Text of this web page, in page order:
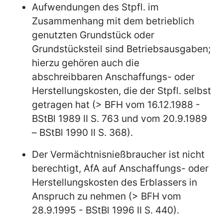
Aufwendungen des Stpfl. im
Zusammenhang mit dem betrieblich
genutzten Grundstück oder
Grundstücksteil sind Betriebsausgaben;
hierzu gehören auch die
abschreibbaren Anschaffungs- oder
Herstellungskosten, die der Stpfl. selbst
getragen hat (> BFH vom 16.12.1988 -
BStBl 1989 II S. 763 und vom 20.9.1989
– BStBl 1990 II S. 368).
Der Vermächtnisnießbraucher ist nicht
berechtigt, AfA auf Anschaffungs- oder
Herstellungskosten des Erblassers in
Anspruch zu nehmen (> BFH vom
28.9.1995 - BStBl 1996 II S. 440).